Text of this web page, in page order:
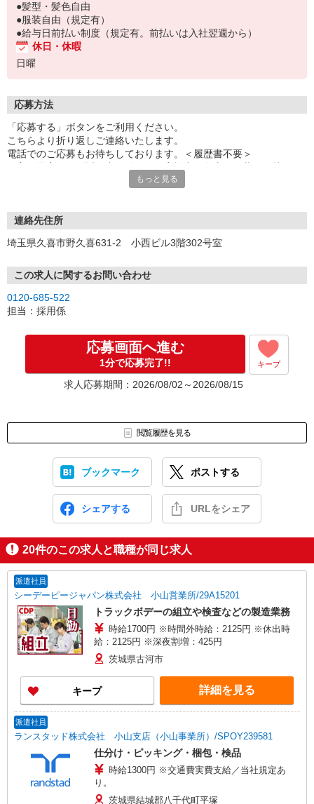
●髪型・髪色自由
●服装自由（規定有）
●給与日前払い制度（規定有。前払いは入社翌週から）
休日・休暇
日曜
応募方法
「応募する」ボタンをご利用ください。
こちらより折り返しご連絡いたします。
電話でのご応募もお待ちしております。＜履歴書不要＞
もっと見る
連絡先住所
埼玉県久喜市野久喜631-2 小西ビル3階302号室
この求人に関するお問い合わせ
0120-685-522
担当：採用係
応募画面へ進む
1分で応募完了!! キープ
求人応募期間：2026/08/02～2026/08/15
閲覧履歴を見る
ブックマーク ポストする
シェアする URLをシェア
20件のこの求人と職種が同じ求人
派遣社員
シーデーピージャパン株式会社 小山営業所/29A15201
トラックボデーの組立や検査などの製造業務
時給1700円 ※時間外時給：2125円 ※休出時
給：2125円 ※深夜割増：425円
茨城県古河市
キープ 詳細を見る
派遣社員
ランスタッド株式会社 小山支店（小山事業所）/SPOY239581
仕分け・ピッキング・梱包・検品
時給1300円 ※交通費実費支給／当社規定あ
り。
茨城県結城郡八千代町平塚